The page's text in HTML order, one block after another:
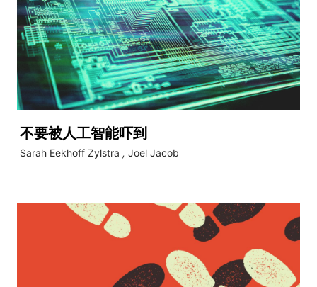
不要被人工智能吓到
Sarah Eekhoff Zylstra , Joel Jacob